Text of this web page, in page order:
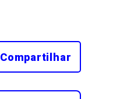
Compartilhar